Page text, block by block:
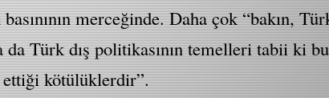
merceğinde. Daha çok “bakın,
Türk dış politikasının temelleri tabii ki
kötülüklerdir”.